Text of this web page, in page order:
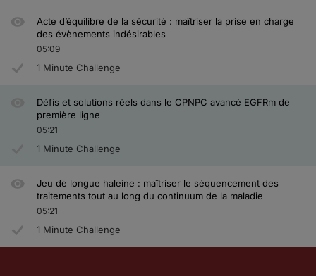
Acte d’équilibre de la sécurité : maîtriser la prise en charge
des évènements indésirables
05:09
1 Minute Challenge
Défis et solutions réels dans le CPNPC avancé EGFRm de
première ligne
05:21
1 Minute Challenge
Jeu de longue haleine : maîtriser le séquencement des
traitements tout au long du continuum de la maladie
05:21
1 Minute Challenge